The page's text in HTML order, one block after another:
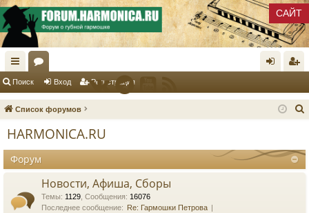
САЙТ
с
ы ум д ис
ия
Поиск Вход Регистрация
Список форумов
HARMONICA.RU
Форум
Новости, Афиша, Сборы
Темы: 1129 Сообщения: 16076
Последнее сообщение: Re: Гармошки Петрова